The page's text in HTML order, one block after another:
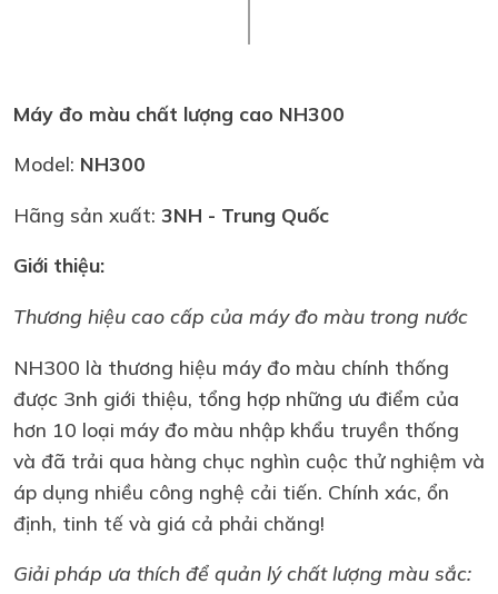
Máy đo màu chất lượng cao NH300
Model: NH300
Hãng sản xuất: 3NH - Trung Quốc
Giới thiệu:
Thương hiệu cao cấp của máy đo màu trong nước
NH300 là thương hiệu máy đo màu chính thống
được 3nh giới thiệu, tổng hợp những ưu điểm của
hơn 10 loại máy đo màu nhập khẩu truyền thống
và đã trải qua hàng chục nghìn cuộc thử nghiệm và
áp dụng nhiều công nghệ cải tiến. Chính xác, ổn
định, tinh tế và giá cả phải chăng!
Giải pháp ưa thích để quản lý chất lượng màu sắc: